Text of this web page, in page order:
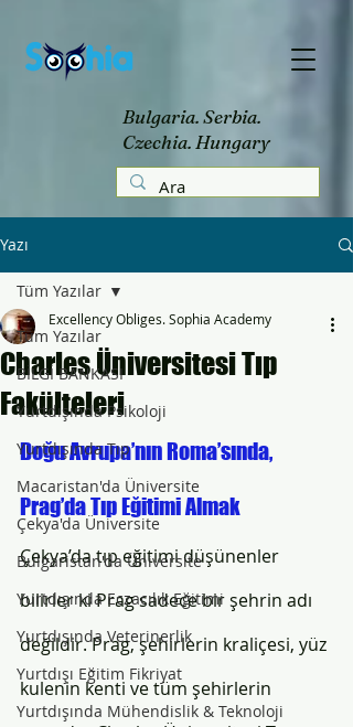
Bulgaria. Serbia.
Czechia. Hungary
Yazı
Tüm Yazılar
BİLGİ BANKASI
Yurtdışında Psikoloji
Yurtdışında Tıp
Macaristan'da Üniversite
Çekya'da Üniversite
Bulgaristan'da Üniversite
Yurtdışında Eczacılık Eğitimi
Yurtdışında Veterinerlik
Yurtdışı Eğitim Fikriyat
Yurtdışında Mühendislik & Teknoloji
Tüm Yazılar
Charles Üniversitesi Tıp
Fakülteleri
Excellency Obliges. Sophia Academy
Doğu Avrupa’nın Roma’sında,
Prag’da Tıp Eğitimi Almak
Çekya’da tıp eğitimi düşünenler
bilirler ki Prag sadece bir şehrin adı
değildir. Prag, şehirlerin kraliçesi, yüz
kulenin kenti ve tüm şehirlerin